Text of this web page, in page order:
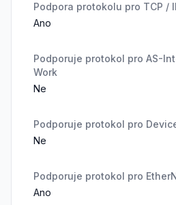
Podpora protokolu pro TCP /
Ano
Podporuje protokol pro AS-
Work
Ne
Podporuje protokol pro
Ne
Podporuje protokol pro
Ano